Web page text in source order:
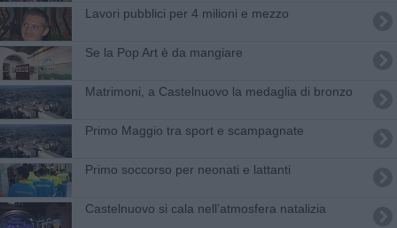
Lavori pubblici per 4 milioni e mezzo
Se la Pop Art è da mangiare
Matrimoni, a Castelnuovo la medaglia di bronzo
Primo Maggio tra sport e scampagnate
Primo soccorso per neonati e lattanti
Castelnuovo si cala nell’atmosfera natalizia